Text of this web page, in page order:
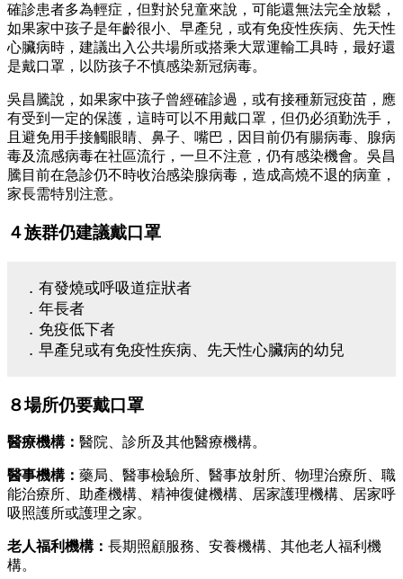
確診患者多為輕症，但對於兒童來說，可能還無法完全放鬆，
如果家中孩子是年齡很小、早產兒，或有免疫性疾病、先天性
心臟病時，建議出入公共場所或搭乘大眾運輸工具時，最好還
是戴口罩，以防孩子不慎感染新冠病毒。
吳昌騰說，如果家中孩子曾經確診過，或有接種新冠疫苗，應
有受到一定的保護，這時可以不用戴口罩，但仍必須勤洗手，
且避免用手接觸眼睛、鼻子、嘴巴，因目前仍有腸病毒、腺病
毒及流感病毒在社區流行，一旦不注意，仍有感染機會。吳昌
騰目前在急診仍不時收治感染腺病毒，造成高燒不退的病童，
家長需特別注意。
４族群仍建議戴口罩
．有發燒或呼吸道症狀者
．年長者
．免疫低下者
．早產兒或有免疫性疾病、先天性心臟病的幼兒
８場所仍要戴口罩
醫療機構： 醫院、診所及其他醫療機構。
醫事機構： 藥局、醫事檢驗所、醫事放射所、物理治療所、職
能治療所、助產機構、精神復健機構、居家護理機構、居家呼
吸照護所或護理之家。
老人福利機構： 長期照顧服務、安養機構、其他老人福利機
構。